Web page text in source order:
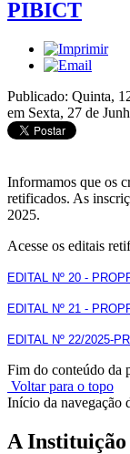
PIBICT
Publicado: Quinta,
em Sexta, 27 de
Informamos que os
retificados. As
2025.
Acesse os editais
EDITAL Nº 20 -
EDITAL Nº 21 -
EDITAL Nº 22/2025-
Fim do conteúdo da
Voltar para o topo
Início da navegação
A Instituição